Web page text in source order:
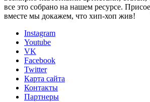
все это собрано на нашем ресурсе.
вместе мы докажем, что хип-хоп жив!
Instagram
Youtube
VK
Facebook
Twitter
Карта сайта
Контакты
Партнеры